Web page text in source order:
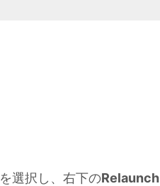
を選択し、右下のRelaunch